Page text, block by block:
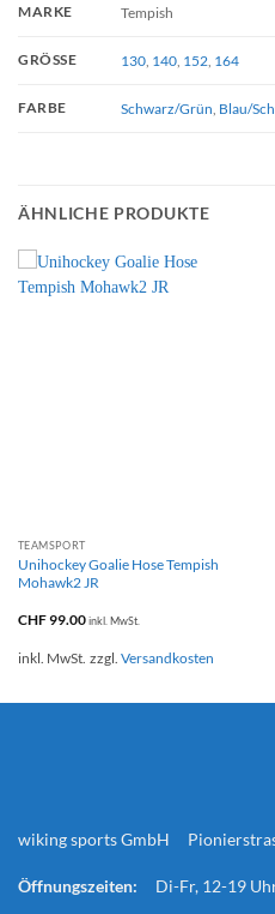
MARKE Tempish
GRÖSSE 130 140 152 164
FARBE Schwarz/Grün Blau/
ÄHNLICHE PRODUKTE
TEAMSPORT
Unihockey Goalie Hose Tempish
Mohawk2 JR
CHF99.00 inkl. MwSt.
inkl. MwSt. zzgl. Versandkosten
wiking sports GmbH
Öffnungszeiten: Di-Fr, 12-19